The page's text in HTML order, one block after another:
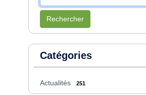
Rechercher
Catégories
Actualités 251